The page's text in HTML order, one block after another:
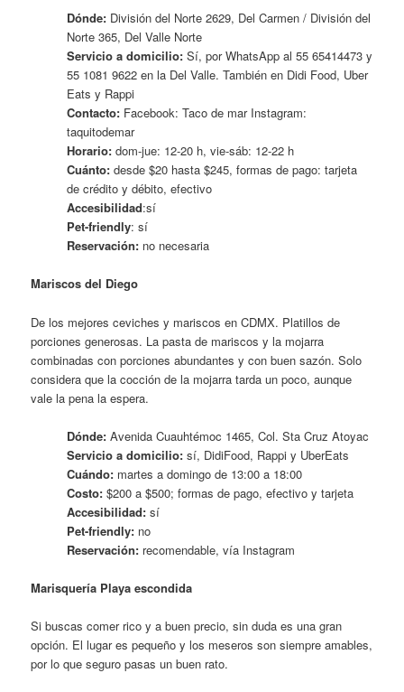
Dónde: División del Norte 2629, Del Carmen / División del
Norte 365, Del Valle Norte
Servicio a domicilio: Sí, por WhatsApp al 55 65414473 y
55 1081 9622 en la Del Valle. También en Didi Food, Uber
Eats y Rappi
Contacto: Facebook: Taco de mar Instagram:
taquitodemar
Horario: dom-jue: 12-20 h, vie-sáb: 12-22 h
Cuánto: desde $20 hasta $245, formas de pago: tarjeta
de crédito y débito, efectivo
Accesibilidad:sí
Pet-friendly: sí
Reservación: no necesaria
Mariscos del Diego
De los mejores ceviches y mariscos en CDMX. Platillos de
porciones generosas. La pasta de mariscos y la mojarra
combinadas con porciones abundantes y con buen sazón. Solo
considera que la cocción de la mojarra tarda un poco, aunque
vale la pena la espera.
Dónde: Avenida Cuauhtémoc 1465, Col. Sta Cruz Atoyac
Servicio a domicilio: sí, DidiFood, Rappi y UberEats
Cuándo: martes a domingo de 13:00 a 18:00
Costo: $200 a $500; formas de pago, efectivo y tarjeta
Accesibilidad: sí
Pet-friendly: no
Reservación: recomendable, vía Instagram
Marisquería Playa escondida
Si buscas comer rico y a buen precio, sin duda es una gran
opción. El lugar es pequeño y los meseros son siempre amables,
por lo que seguro pasas un buen rato.